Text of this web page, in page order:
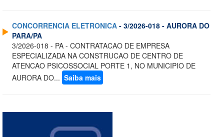
CONCORRENCIA ELETRONICA - 3/2026-018 - AURORA DO
PARA/PA
3/2026-018 - PA - CONTRATACAO DE EMPRESA
ESPECIALIZADA NA CONSTRUCAO DE CENTRO DE
ATENCAO PSICOSSOCIAL PORTE 1, NO MUNICIPIO DE
AURORA DO... Saiba mais